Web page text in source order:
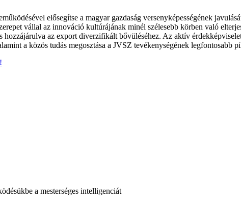
elősegítse a magyar gazdaság versenyképességének
vállal az innováció kultúrájának minél szélesebb körben való
hozzájárulva az export diverzifikált bővüléséhez. Az aktív
a közös tudás megosztása a JVSZ tevékenységének legfontosabb
a mesterséges intelligenciát